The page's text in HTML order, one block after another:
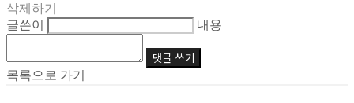
삭제하기
글쓴이
내용
댓글 쓰기
목록으로 가기